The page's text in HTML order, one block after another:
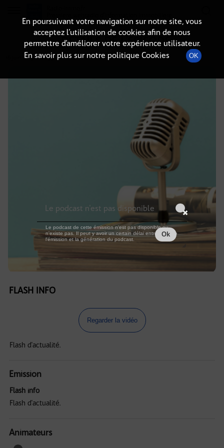
DÉTAILS DE L'ÉPISODE
16 juin 2025 à 18h59, durée : Invalid date
FLASH INFO
Regarder la vidéo
Flash d'actualité.
Emission
Flash info
Flash d'actualité.
Animateurs
En poursuivant votre navigation sur notre site, vous
acceptez l’utilisation de cookies afin de nous
permettre d’améliorer votre expérience utilisateur.
En savoir plus sur notre politique Cookies
OK
Le podcast n'est pas disponible
Le podcast de cette émission n'est pas disponible ou
n'existe pas. Il peut y avoir un certain délai entre la fin de
l'émission et la génération du podcast.
Ok